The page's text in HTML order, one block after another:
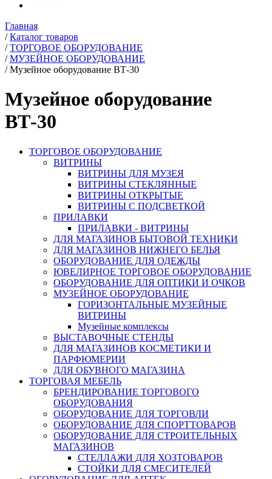
Главная
/ Каталог товаров
/ ТОРГОВОЕ ОБОРУДОВАНИЕ
/ МУЗЕЙНОЕ ОБОРУДОВАНИЕ
/ Музейное оборудование ВТ-30
Музейное оборудование
ВТ-30
ТОРГОВОЕ ОБОРУДОВАНИЕ
ВИТРИНЫ
ВИТРИНЫ ДЛЯ МУЗЕЯ
ВИТРИНЫ СТЕКЛЯННЫЕ
ВИТРИНЫ ОТКРЫТЫЕ
ВИТРИНЫ С ПОДСВЕТКОЙ
ПРИЛАВКИ
ПРИЛАВКИ - ВИТРИНЫ
ДЛЯ МАГАЗИНОВ БЫТОВОЙ ТЕХНИКИ
ДЛЯ МАГАЗИНОВ НИЖНЕГО БЕЛЬЯ
ОБОРУДОВАНИЕ ДЛЯ ОДЕЖДЫ
ЮВЕЛИРНОЕ ТОРГОВОЕ ОБОРУДОВАНИЕ
ОБОРУДОВАНИЕ ДЛЯ ОПТИКИ И ОЧКОВ
МУЗЕЙНОЕ ОБОРУДОВАНИЕ
ГОРИЗОНТАЛЬНЫЕ МУЗЕЙНЫЕ
ВИТРИНЫ
Музейные комплексы
ВЫСТАВОЧНЫЕ СТЕНДЫ
ДЛЯ МАГАЗИНОВ КОСМЕТИКИ И
ПАРФЮМЕРИИ
ДЛЯ ОБУВНОГО МАГАЗИНА
ТОРГОВАЯ МЕБЕЛЬ
БРЕНДИРОВАНИЕ ТОРГОВОГО
ОБОРУДОВАНИЯ
ОБОРУДОВАНИЕ ДЛЯ ТОРГОВЛИ
ОБОРУДОВАНИЕ ДЛЯ СПОРТТОВАРОВ
ОБОРУДОВАНИЕ ДЛЯ СТРОИТЕЛЬНЫХ
МАГАЗИНОВ
СТЕЛЛАЖИ ДЛЯ ХОЗТОВАРОВ
СТОЙКИ ДЛЯ СМЕСИТЕЛЕЙ